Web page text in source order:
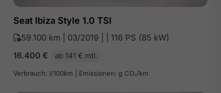
Seat Ibiza Style 1.0 TSI
59.100 km | 03/2019 | | 116 PS (85 kW)
16.400 € ab 141 € mtl.
Verbrauch: l/100km | Emissionen: g CO₂/km